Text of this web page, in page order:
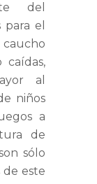
del
el
al
niños
a
de
sólo
de este